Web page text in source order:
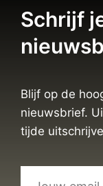
Schrijf
Blijf op de
nieuwsbrief.
tijde